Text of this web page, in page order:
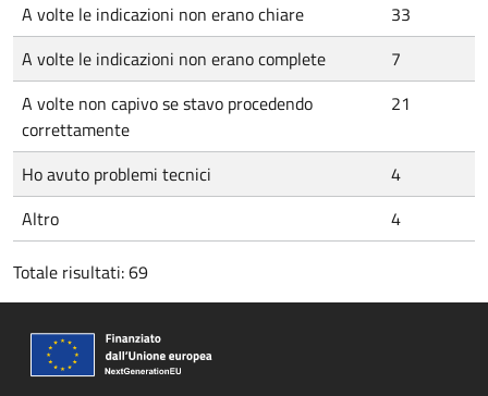
A volte le indicazioni non erano chiare
33
A volte le indicazioni non erano complete
7
A volte non capivo se stavo procedendo
correttamente
21
Ho avuto problemi tecnici
4
Altro
4
Totale risultati: 69